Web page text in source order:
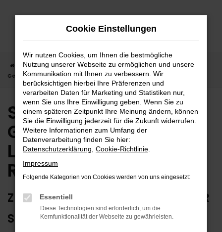
Zum
Startseite Rottweil Seat Seat Leon
Seat Leon
Gebrauchtwagen | Lieferservice nach Rottweil
Seat Leon
Gebrauchtwagen |
Lieferservice nach
Rottweil
ZUVERLÄSSIG FÜR ROTTWEIL – IHR
SEAT LEON GEBRAUCHTWAGEN
Cookie Einstellungen
Wir nutzen Cookies, um Ihnen die bestmögliche
Nutzung unserer Webseite zu ermöglichen und unsere
Kommunikation mit Ihnen zu verbessern. Wir
berücksichtigen hierbei Ihre Präferenzen und
verarbeiten Daten für Marketing und Statistiken nur,
wenn Sie uns Ihre Einwilligung geben. Wenn Sie zu
einem späteren Zeitpunkt Ihre Meinung ändern, können
Sie die Einwilligung jederzeit für die Zukunft widerrufen.
Weitere Informationen zum Umfang der
Datenverarbeitung finden Sie hier:
Datenschutzerklärung Cookie-Richtlinie
Impressum
Folgende Kategorien von Cookies werden von uns eingesetzt:
Essentiell
Diese Technologien sind erforderlich, um die
Kernfunktionalität der Webseite zu gewährleisten.